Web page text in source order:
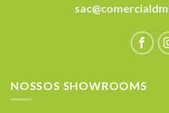
NOSSOS SHOWROOMS